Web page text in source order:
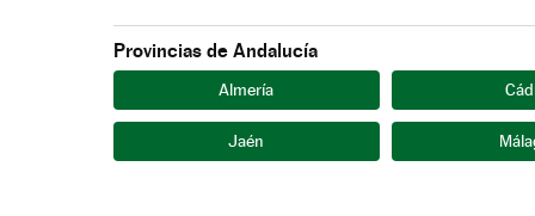
Provincias de Andalucía
Almería
Jaén